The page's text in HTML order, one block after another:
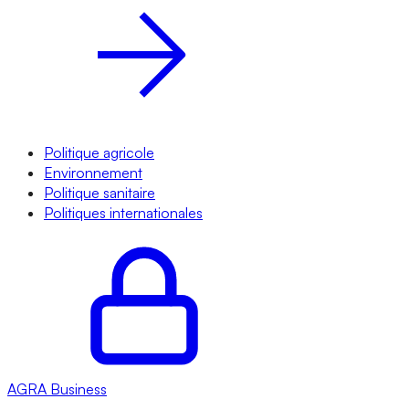
Politique agricole
Environnement
Politique sanitaire
Politiques internationales
AGRA Business